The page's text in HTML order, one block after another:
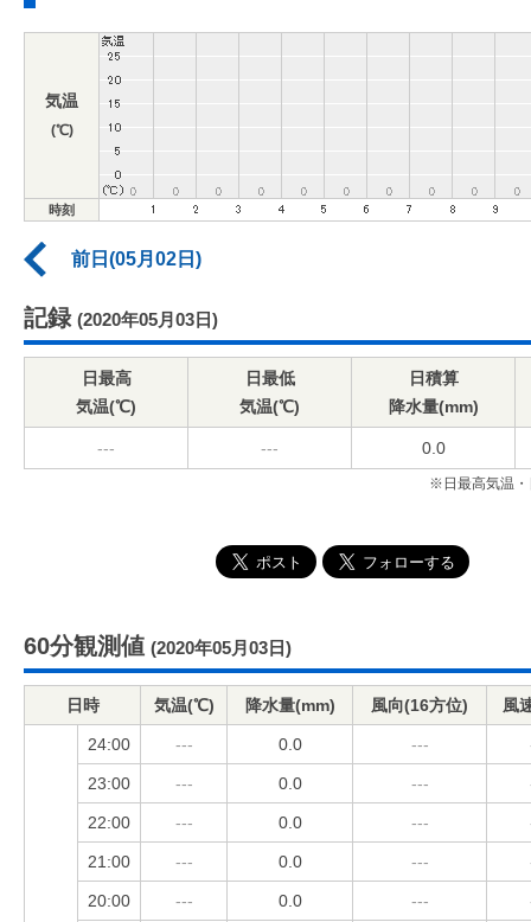
気温
(℃)
時刻
前日(05月02日)
記録 (2020年05月03日)
日最高
気温(℃)
日最低
気温(℃)
日積算
降水量(mm)
--- --- 0.0
※日最高気温・
60分観測値 (2020年05月03日)
日時 気温(℃) 降水量(mm) 風向(16方位) 風
24:00 --- 0.0 ---
23:00 --- 0.0 ---
22:00 --- 0.0 ---
21:00 --- 0.0 ---
20:00 --- 0.0 ---